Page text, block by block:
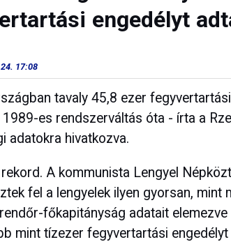
engedélyt
17:08
tavaly 45,8 ezer
es rendszerváltás óta - írta a
adatokra hivatkozva.
A kommunista Lengyel
fel a lengyelek ilyen gyorsan, mint
főkapitányság adatait
mint tízezer fegyvertartási